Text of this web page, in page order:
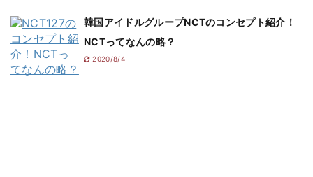
韓国アイドルグループNCTのコンセプト紹介！
NCTってなんの略？
2020/8/4